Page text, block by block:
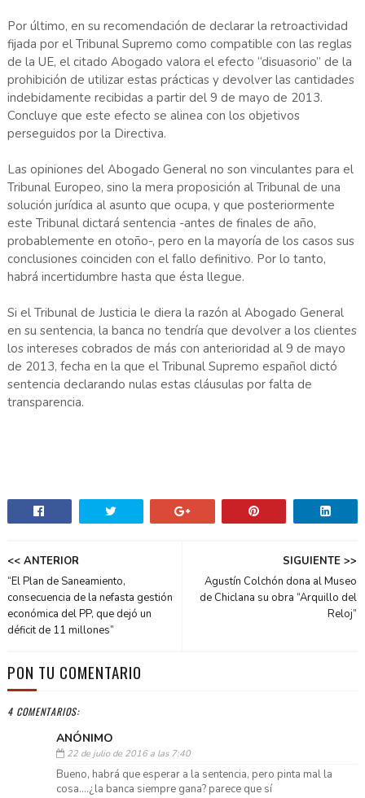
Por último, en su recomendación de declarar la retroactividad
fijada por el Tribunal Supremo como compatible con las reglas
de la UE, el citado Abogado valora el efecto “disuasorio” de la
prohibición de utilizar estas prácticas y devolver las cantidades
indebidamente recibidas a partir del 9 de mayo de 2013.
Concluye que este efecto se alinea con los objetivos
perseguidos por la Directiva.
Las opiniones del Abogado General no son vinculantes para el
Tribunal Europeo, sino la mera proposición al Tribunal de una
solución jurídica al asunto que ocupa, y que posteriormente
este Tribunal dictará sentencia -antes de finales de año,
probablemente en otoño-, pero en la mayoría de los casos sus
conclusiones coinciden con el fallo definitivo. Por lo tanto,
habrá incertidumbre hasta que ésta llegue.
Si el Tribunal de Justicia le diera la razón al Abogado General
en su sentencia, la banca no tendría que devolver a los clientes
los intereses cobrados de más con anterioridad al 9 de mayo
de 2013, fecha en la que el Tribunal Supremo español dictó
sentencia declarando nulas estas cláusulas por falta de
transparencia.
SIGUIENTE >>
Agustín Colchón dona al Museo
de Chiclana su obra “Arquillo del
Reloj”
<< ANTERIOR
“El Plan de Saneamiento,
consecuencia de la nefasta gestión
económica del PP, que dejó un
déficit de 11 millones”
PON TU COMENTARIO
4 COMENTARIOS:
ANÓNIMO
22 de julio de 2016 a las 7:40
Bueno, habrá que esperar a la sentencia, pero pinta mal la
cosa....¿la banca siempre gana? parece que sí